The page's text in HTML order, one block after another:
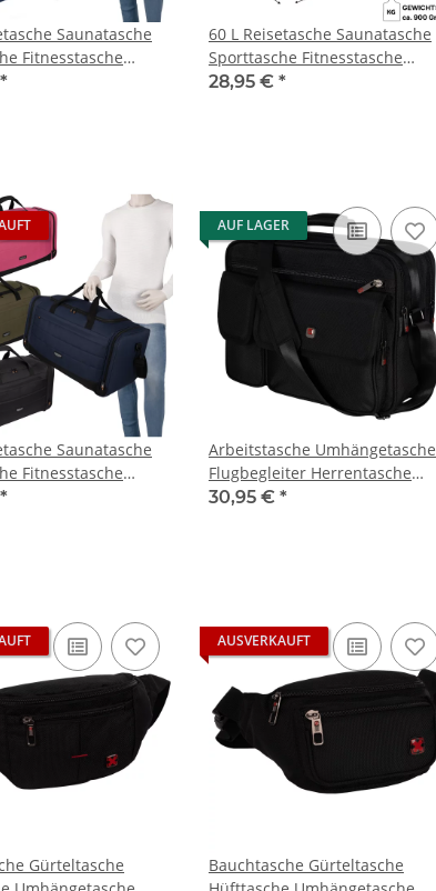
Saunatasche
Fitnesstasche
Kinder (8807)
*
60 L Reisetasche Saunatasche
Sporttasche Fitnesstasche
Damen Herren
28,95 € *
Saunatasche
Fitnesstasche
*
AUF LAGER
Arbeitstasche Umhängetasche
Flugbegleiter Herrentasche
Schwarz XXL K99956
30,95 € *
Gürteltasche
AUSVERKAUFT
Bauchtasche Gürteltasche